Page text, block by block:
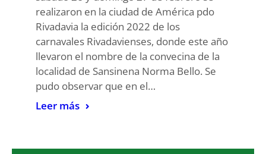
realizaron en la ciudad de América pdo
Rivadavia la edición 2022 de los
carnavales Rivadavienses, donde este año
llevaron el nombre de la convecina de la
localidad de Sansinena Norma Bello. Se
pudo observar que en el…
Leer más